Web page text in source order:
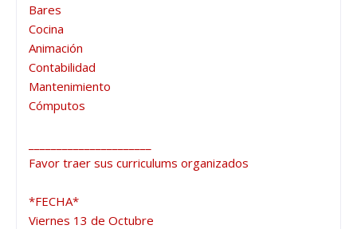
Bares
Cocina
Animación
Contabilidad
Mantenimiento
Cómputos
Favor traer sus curriculums organizados
*FECHA*
Viernes 13 de Octubre